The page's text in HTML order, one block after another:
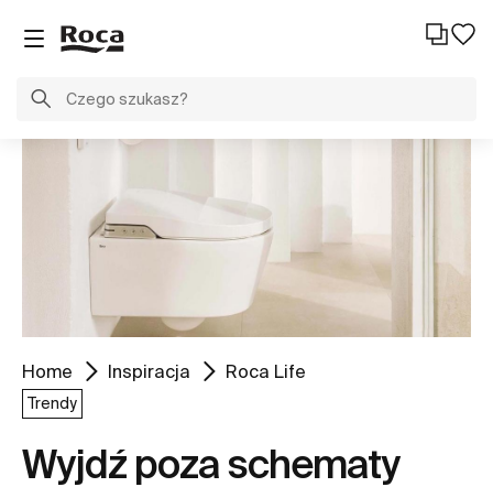
Home Inspiracja Roca Life
Trendy
Wyjdź poza schematy